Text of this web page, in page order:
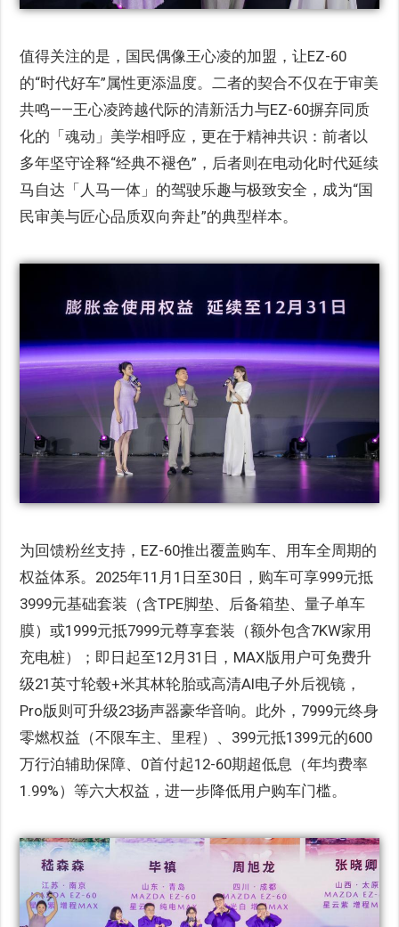
值得关注的是，国民偶像王心凌的加盟，让EZ-60
的“时代好车”属性更添温度。二者的契合不仅在于审美
共鸣——王心凌跨越代际的清新活力与EZ-60摒弃同质
化的「魂动」美学相呼应，更在于精神共识：前者以
多年坚守诠释“经典不褪色”，后者则在电动化时代延续
马自达「人马一体」的驾驶乐趣与极致安全，成为“国
民审美与匠心品质双向奔赴”的典型样本。
为回馈粉丝支持，EZ-60推出覆盖购车、用车全周期的
权益体系。2025年11月1日至30日，购车可享999元抵
3999元基础套装（含TPE脚垫、后备箱垫、量子单车
膜）或1999元抵7999元尊享套装（额外包含7KW家用
充电桩）；即日起至12月31日，MAX版用户可免费升
级21英寸轮毂+米其林轮胎或高清AI电子外后视镜，
Pro版则可升级23扬声器豪华音响。此外，7999元终身
零燃权益（不限车主、里程）、399元抵1399元的600
万行泊辅助保障、0首付起12-60期超低息（年均费率
1.99%）等六大权益，进一步降低用户购车门槛。